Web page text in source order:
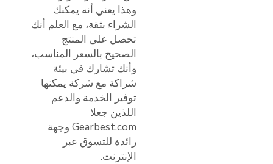
وهذا يعني أنه يمكنك
الشراء بثقة، مع العلم أنك
تحصل على المنتج
الصحيح بالسعر المناسب،
وأنك تشارك في بيئة
شراكة مع شركة يمكنها
توفير الخدمة والدعم
اللذين جعلا
Gearbest.com وجهة
رائدة للتسوق عبر
الإنترنت.